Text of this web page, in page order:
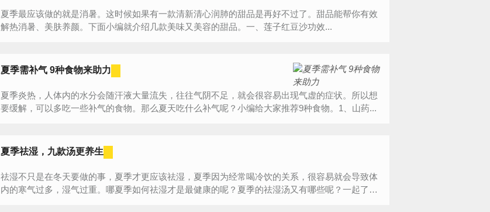
夏季最应该做的就是消暑。这时候如果有一款清新清心润肺的甜品是再好不过了。甜品能帮你有效
解热消暑、美肤养颜。下面小编就介绍几款美味又美容的甜品。一、莲子红豆沙功效...
夏季需补气 9种食物来助力
夏季炎热，人体内的水分会随汗液大量流失，往往气阴不足，就会很容易出现气虚的症状。所以想
要缓解，可以多吃一些补气的食物。那么夏天吃什么补气呢？小编给大家推荐9种食物。1、山药...
夏季祛湿，九款汤更养生
祛湿不只是在冬天要做的事，夏季才更应该祛湿，夏季因为经常喝冷饮的关系，很容易就会导致体
内的寒气过多，湿气过重。哪夏季如何祛湿才是最健康的呢？夏季的祛湿汤又有哪些呢？一起了